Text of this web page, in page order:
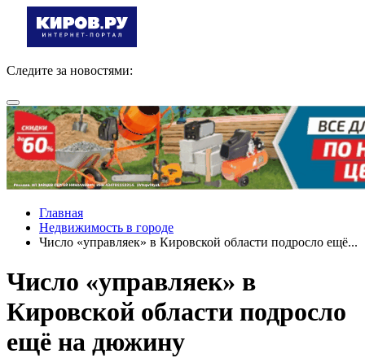
Следите за новостями:
Главная
Недвижимость в городе
Число «управляек» в Кировской области подросло ещё...
Число «управляек» в
Кировской области подросло
ещё на дюжину